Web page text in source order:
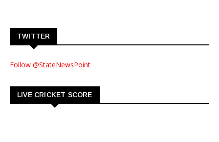
TWITTER
Follow @StateNewsPoint
LIVE CRICKET SCORE